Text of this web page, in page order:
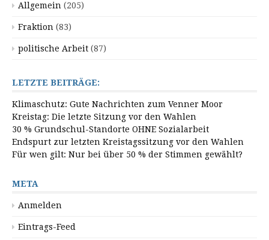
Allgemein (205)
Fraktion (83)
politische Arbeit (87)
LETZTE BEITRÄGE:
Klimaschutz: Gute Nachrichten zum Venner Moor
Kreistag: Die letzte Sitzung vor den Wahlen
30 % Grundschul-Standorte OHNE Sozialarbeit
Endspurt zur letzten Kreistagssitzung vor den Wahlen
Für wen gilt: Nur bei über 50 % der Stimmen gewählt?
META
Anmelden
Eintrags-Feed